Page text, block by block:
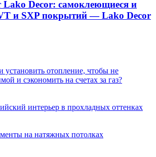
Decor: самоклеющиеся и
и SXP покрытий — Lako Decor
установить отопление, чтобы не
и сэкономить на счетах за газ?
интерьер в прохладных оттенках
на натяжных потолках